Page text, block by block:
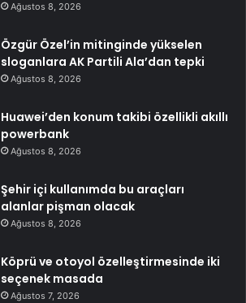
Ağustos 8, 2026
Özgür Özel’in mitinginde yükselen
sloganlara AK Partili Ala’dan tepki
Ağustos 8, 2026
Huawei’den konum takibi özellikli akıllı
powerbank
Ağustos 8, 2026
Şehir içi kullanımda bu araçları
alanlar pişman olacak
Ağustos 8, 2026
Köprü ve otoyol özelleştirmesinde iki
seçenek masada
Ağustos 7, 2026